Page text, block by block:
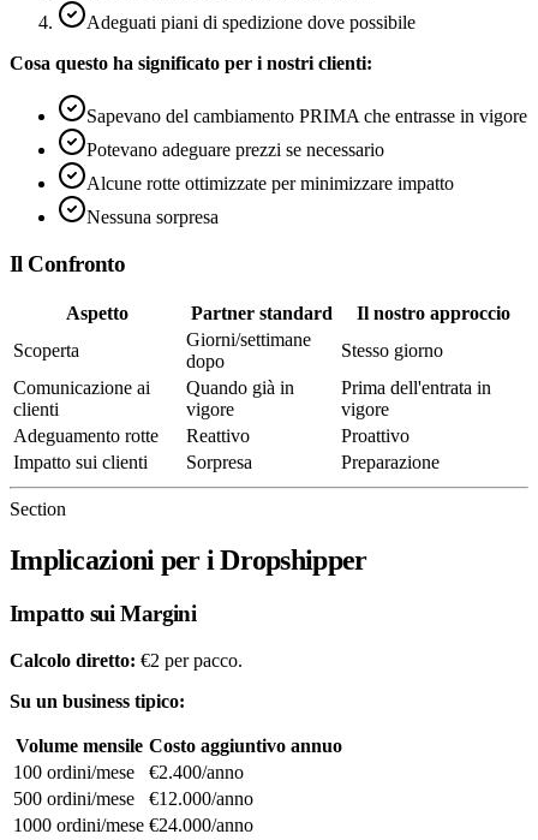
Adeguati piani di spedizione dove possibile
Cosa questo ha significato per i nostri clienti:
Sapevano del cambiamento PRIMA che entrasse in vigore
Potevano adeguare prezzi se necessario
Alcune rotte ottimizzate per minimizzare impatto
Nessuna sorpresa
Il Confronto
Aspetto Partner standard
Il nostro approccio
Scoperta
Giorni/settimane
dopo
Stesso giorno
Comunicazione ai
clienti
Quando già in
vigore
Prima dell'entrata in
vigore
Adeguamento rotte
Reattivo
Proattivo
Impatto sui clienti
Sorpresa Preparazione
Section
Implicazioni per i Dropshipper
Impatto sui Margini
Calcolo diretto: €2 per pacco.
Su un business tipico:
Volume mensile Costo aggiuntivo annuo
100 ordini/mese
€2.400/anno
500 ordini/mese
€12.000/anno
1000 ordini/mese €24.000/anno